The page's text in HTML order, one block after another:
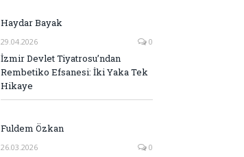
Haydar Bayak
29.04.2026 0
İzmir Devlet Tiyatrosu’ndan
Rembetiko Efsanesi: İki Yaka Tek
Hikaye
Fuldem Özkan
26.03.2026 0